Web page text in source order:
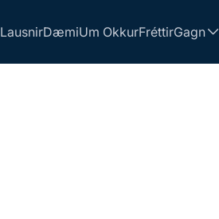
LausnirDæmiUm OkkurFréttirGagn